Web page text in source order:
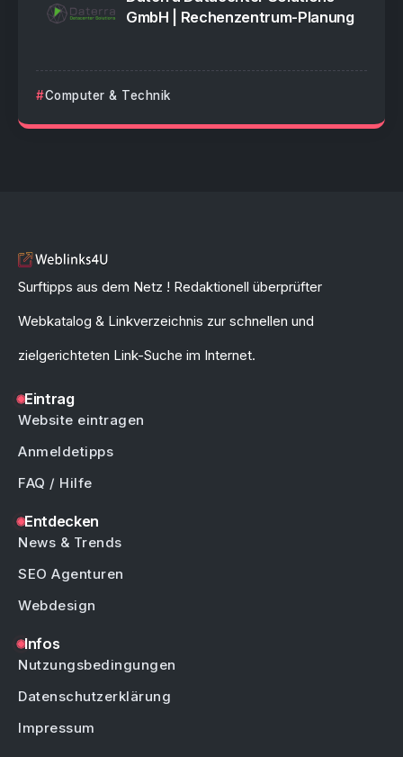
GmbH | Rechenzentrum-Planung
Computer & Technik
Surftipps aus dem Netz ! Redaktionell überprüfter
Webkatalog & Linkverzeichnis zur schnellen und
zielgerichteten Link-Suche im Internet.
Eintrag
Website eintragen
Anmeldetipps
FAQ / Hilfe
Entdecken
News & Trends
SEO Agenturen
Webdesign
Infos
Nutzungsbedingungen
Datenschutzerklärung
Impressum